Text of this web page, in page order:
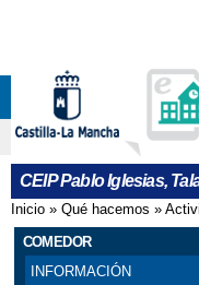
CEIP Pablo Iglesias,
Se encuentra
Inicio » Qué hacemos »
COMEDOR
INFORMACIÓN